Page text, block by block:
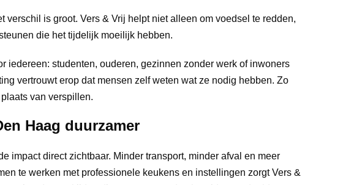
verschil is groot. Vers & Vrij helpt niet alleen om voedsel te redden,
die het tijdelijk moeilijk hebben.
iedereen: studenten, ouderen, gezinnen zonder werk of inwoners
vertrouwt erop dat mensen zelf weten wat ze nodig hebben. Zo
van verspillen.
Haag duurzamer
impact direct zichtbaar. Minder transport, minder afval en meer
te werken met professionele keukens en instellingen zorgt Vers &